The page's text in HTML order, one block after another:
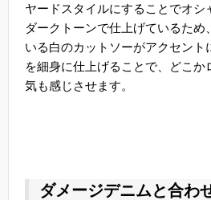
ヤードスタイルにすることでオシ
ダークトーンで仕上げているため
いる白のカットソーがアクセント
を細身に仕上げることで、どこか
気も感じさせます。
ダメージデニムと合わ